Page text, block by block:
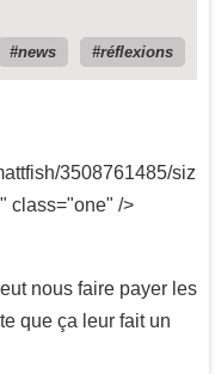
news réflexions
3508761485/siz
class="one" />
nous faire payer les
que ça leur fait un